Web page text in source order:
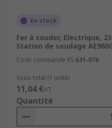
En stock
Fer à souder, Electrique,
Station de soudage
Code commande RS 631-076
Sous-total (1 unité)
11,04 €HT
Quantité